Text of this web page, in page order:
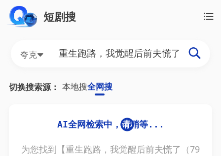
短剧搜
夸克
切换搜索源： 本地搜全网搜
为您找到【重生跑路，我觉醒后前夫慌了（79